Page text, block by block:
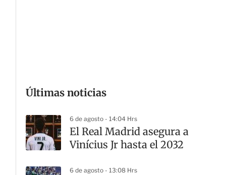
Últimas noticias
6 de agosto - 14:04 Hrs
El Real Madrid asegura a
Vinícius Jr hasta el 2032
6 de agosto - 13:08 Hrs